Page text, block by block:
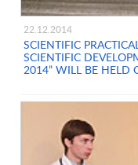
22.12.2014
SCIENTIFIC
SCIENTIFIC
2014” WILL BE HELD